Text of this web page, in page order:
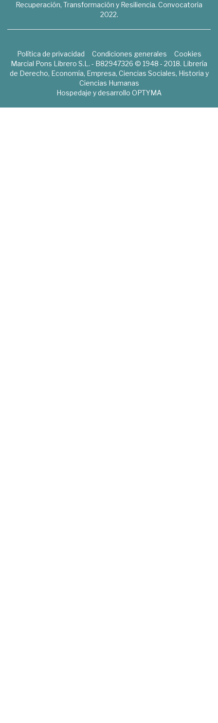
Recuperación, Transformación y Resiliencia. Convocatoria
2022.
Política de privacidad Condiciones generales
Cookies
Marcial Pons Librero S.L. - B82947326 © 1948 - 2018. Librería
de Derecho, Economía, Empresa, Ciencias Sociales, Historia y
Ciencias Humanas
Hospedaje y desarrollo OPTYMA